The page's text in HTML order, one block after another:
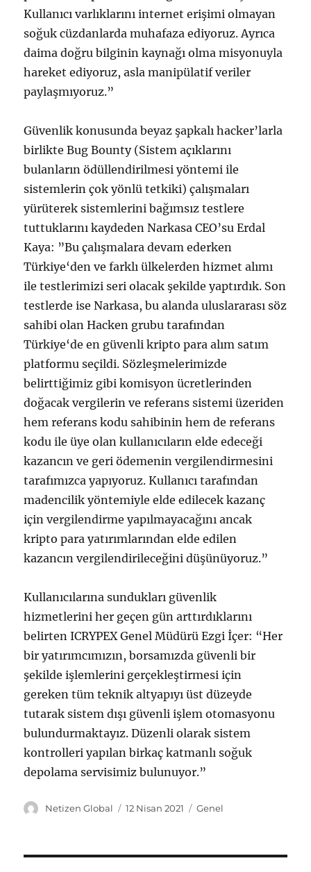
Kullanıcı varlıklarını internet erişimi olmayan
soğuk cüzdanlarda muhafaza ediyoruz. Ayrıca
daima doğru bilginin kaynağı olma misyonuyla
hareket ediyoruz, asla manipülatif veriler
paylaşmıyoruz.”
Güvenlik konusunda beyaz şapkalı hacker’larla
birlikte Bug Bounty (Sistem açıklarını
bulanların ödüllendirilmesi yöntemi ile
sistemlerin çok yönlü tetkiki) çalışmaları
yürüterek sistemlerini bağımsız testlere
tuttuklarını kaydeden Narkasa CEO’su Erdal
Kaya: ”Bu çalışmalara devam ederken
Türkiye‘den ve farklı ülkelerden hizmet alımı
ile testlerimizi seri olacak şekilde yaptırdık. Son
testlerde ise Narkasa, bu alanda uluslararası söz
sahibi olan Hacken grubu tarafından
Türkiye‘de en güvenli kripto para alım satım
platformu seçildi. Sözleşmelerimizde
belirttiğimiz gibi komisyon ücretlerinden
doğacak vergilerin ve referans sistemi üzeriden
hem referans kodu sahibinin hem de referans
kodu ile üye olan kullanıcıların elde edeceği
kazancın ve geri ödemenin vergilendirmesini
tarafımızca yapıyoruz. Kullanıcı tarafından
madencilik yöntemiyle elde edilecek kazanç
için vergilendirme yapılmayacağını ancak
kripto para yatırımlarından elde edilen
kazancın vergilendirileceğini düşünüyoruz.”
Kullanıcılarına sundukları güvenlik
hizmetlerini her geçen gün arttırdıklarını
belirten ICRYPEX Genel Müdürü Ezgi İçer: “Her
bir yatırımcımızın, borsamızda güvenli bir
şekilde işlemlerini gerçekleştirmesi için
gereken tüm teknik altyapıyı üst düzeyde
tutarak sistem dışı güvenli işlem otomasyonu
bulundurmaktayız. Düzenli olarak sistem
kontrolleri yapılan birkaç katmanlı soğuk
depolama servisimiz bulunuyor.”
YNetizen Global
Y
12 Nisan 2021
K
Genel